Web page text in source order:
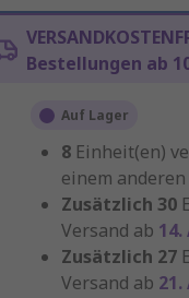
Bestellungen ab
Auf Lager
8 Einheit(en)
einem
Zusätzlich 30
Versand ab
Zusätzlich 27
Versand ab